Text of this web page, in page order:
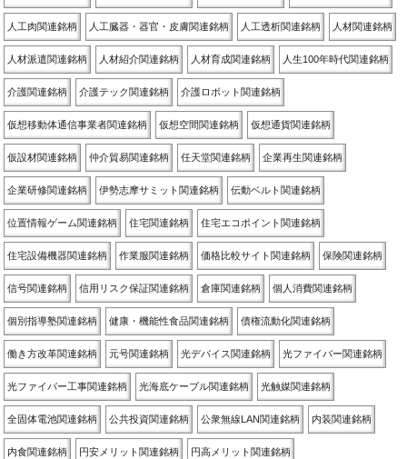
人工肉関連銘柄 人工臓器・器官・皮膚関連銘柄 人工透析関連銘柄 人材関連銘柄
人材派遣関連銘柄 人材紹介関連銘柄 人材育成関連銘柄 人生100年時代関連銘柄
介護関連銘柄 介護テック関連銘柄 介護ロボット関連銘柄
仮想移動体通信事業者関連銘柄 仮想空間関連銘柄 仮想通貨関連銘柄
仮設材関連銘柄 仲介貿易関連銘柄 任天堂関連銘柄 企業再生関連銘柄
企業研修関連銘柄 伊勢志摩サミット関連銘柄 伝動ベルト関連銘柄
位置情報ゲーム関連銘柄 住宅関連銘柄 住宅エコポイント関連銘柄
住宅設備機器関連銘柄 作業服関連銘柄 価格比較サイト関連銘柄 保険関連銘柄
信号関連銘柄 信用リスク保証関連銘柄 倉庫関連銘柄 個人消費関連銘柄
個別指導塾関連銘柄 健康・機能性食品関連銘柄 債権流動化関連銘柄
働き方改革関連銘柄 元号関連銘柄 光デバイス関連銘柄 光ファイバー関連銘柄
光ファイバー工事関連銘柄 光海底ケーブル関連銘柄 光触媒関連銘柄
全固体電池関連銘柄 公共投資関連銘柄 公衆無線LAN関連銘柄 内装関連銘柄
内食関連銘柄 円安メリット関連銘柄 円高メリット関連銘柄